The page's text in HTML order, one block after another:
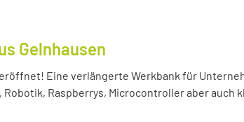
Gelnhausen
Eine verlängerte Werkbank für
Raspberrys, Microcontroller aber auch